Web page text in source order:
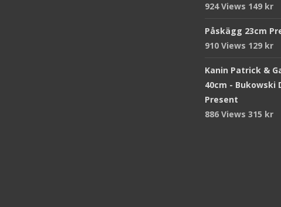
924 Views 149 kr
Påskägg 23cm
910 Views 129 kr
Kanin Patrick &
40cm - Bukowski
Present
886 Views 315 kr